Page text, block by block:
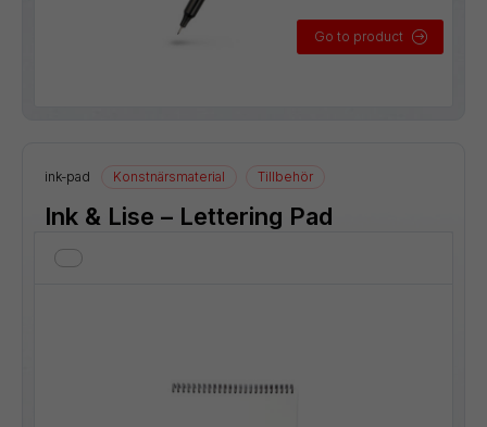
Go to product
ink-pad Konstnärsmaterial Tillbehör
Ink & Lise – Lettering Pad